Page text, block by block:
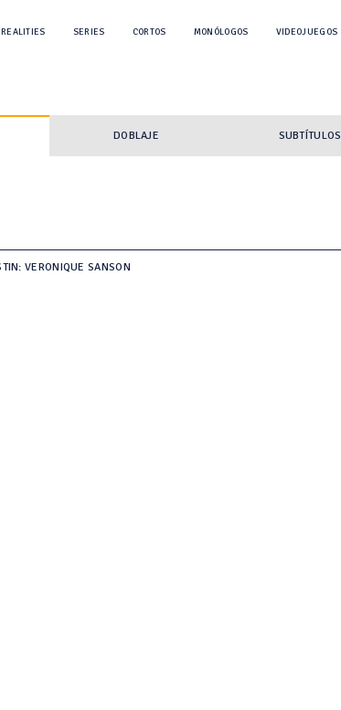
REALITIES SERIES CORTOS MONÓLOGOS VIDEOJUEGOS
DOBLAJE SUBTÍTULOS
VERONIQUE SANSON